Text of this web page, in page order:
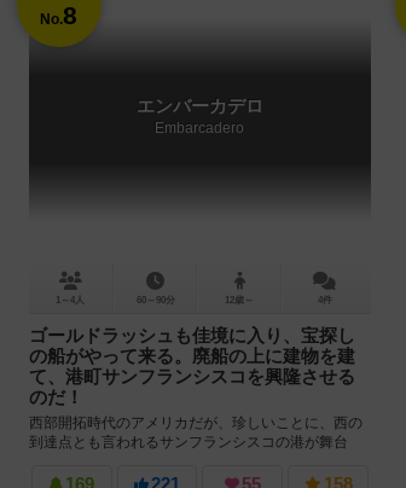
No.8
エンバーカデロ
Embarcadero
1～4人 60～90分 12歳～ 4件
ゴールドラッシュも佳境に入り、宝探し
の船がやって来る。廃船の上に建物を建
て、港町サンフランシスコを興隆させる
のだ！
西部開拓時代のアメリカだが、珍しいことに、西の
到達点とも言われるサンフランシスコの港が舞台
出来上がる。 船を寄港さ...